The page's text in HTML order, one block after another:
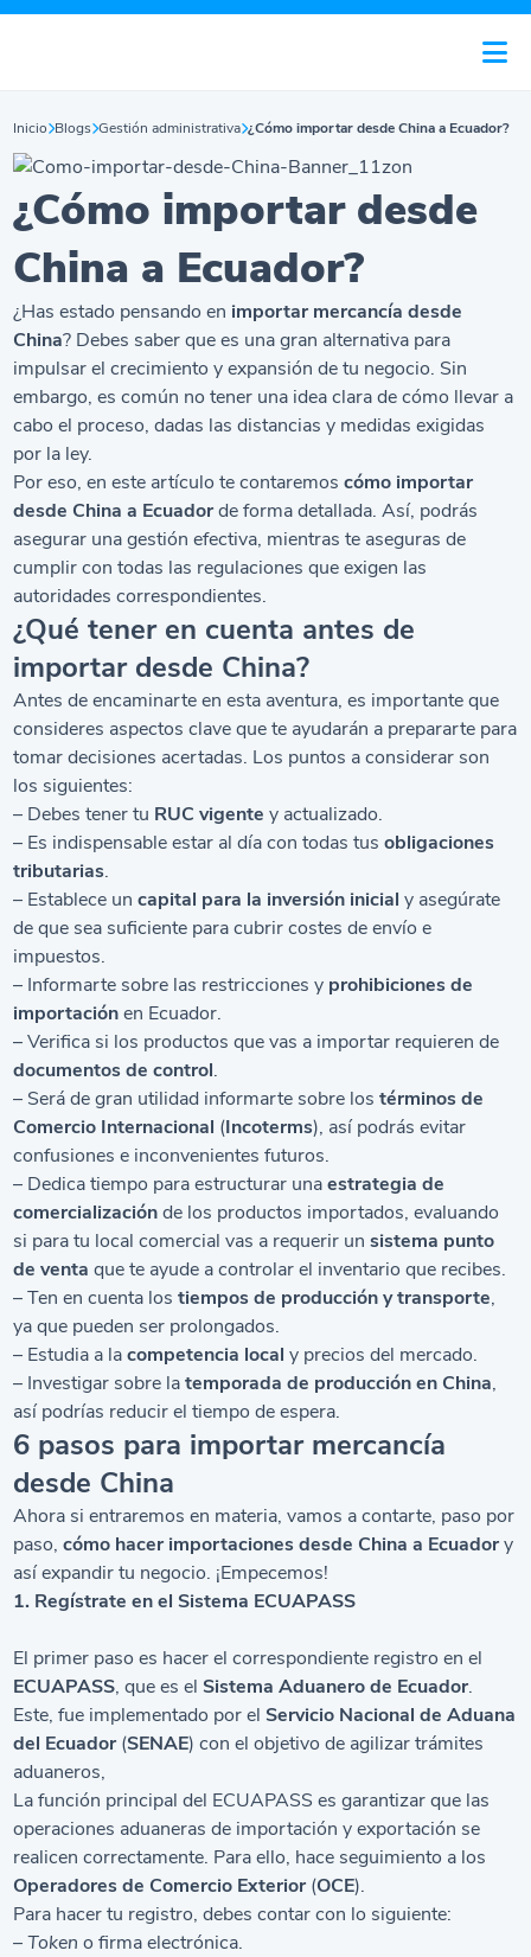
Inicio Blogs Gestión administrativa ¿Cómo importar desde China a Ecuador?
¿Cómo importar desde
China a Ecuador?
¿Has estado pensando en importar mercancía desde
China? Debes saber que es una gran alternativa para
impulsar el crecimiento y expansión de tu negocio. Sin
embargo, es común no tener una idea clara de cómo llevar a
cabo el proceso, dadas las distancias y medidas exigidas
por la ley.
Por eso, en este artículo te contaremoscómo importar
desde China a Ecuadorde forma detallada. Así, podrás
asegurar una gestión efectiva, mientras te aseguras de
cumplir con todas las regulaciones que exigen las
autoridades correspondientes.
¿Qué tener en cuenta antes de
importar desde China?
Antes de encaminarte en esta aventura, es importante que
consideres aspectos clave que te ayudarán a prepararte para
tomar decisiones acertadas. Los puntos a considerar son
los siguientes:
– Debes tener tu RUC vigente y actualizado.
– Es indispensable estar al día con todas tusobligaciones
tributarias.
– Establece uncapital para la inversión inicial y asegúrate
de que sea suficiente para cubrir costes de envío e
impuestos.
– Informarte sobre las restricciones y prohibiciones de
importaciónen Ecuador.
– Verifica si los productos que vas a importar requieren de
documentos de control.
– Será de gran utilidad informarte sobre lostérminos de
Comercio Internacional (Incoterms), así podrás evitar
confusiones e inconvenientes futuros.
– Dedica tiempo para estructurar unaestrategia de
comercializaciónde los productos importados, evaluando
si para tu local comercial vas a requerir unsistema punto
de venta que te ayude a controlar el inventario que recibes.
– Ten en cuenta lostiempos de producción y transporte,
ya que pueden ser prolongados.
– Estudia a lacompetencia localy precios del mercado.
– Investigar sobre latemporada de producción en China,
así podrías reducir el tiempo de espera.
6 pasos para importar mercancía
desde China
Ahora si entraremos en materia, vamos a contarte, paso por
paso,cómo hacer importaciones desde China a Ecuadory
así expandir tu negocio. ¡Empecemos!
1. Regístrate en el Sistema ECUAPASS
El primer paso es hacer el correspondiente registro en el
ECUAPASS, que es elSistema Aduanero de Ecuador.
Este, fue implementado por elServicio Nacional de Aduana
del Ecuador (SENAE) con el objetivo de agilizar trámites
aduaneros,
La función principal del ECUAPASS es garantizar que las
operaciones aduaneras de importación y exportación se
realicen correctamente. Para ello, hace seguimiento a los
Operadores de Comercio Exterior (OCE).
Para hacer tu registro, debes contar con lo siguiente:
– Token o firma electrónica.